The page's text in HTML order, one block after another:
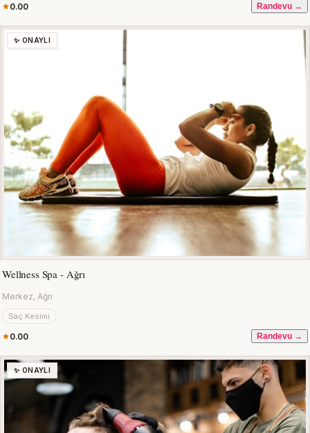
0.00 Randevu →
✨ ONAYLI
Wellness Spa - Ağrı
Merkez, Ağrı
Saç Kesimi
0.00 Randevu →
✨ ONAYLI